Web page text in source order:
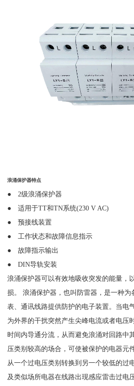
浪涌保护器特点
● 2级浪涌保护器
● 适用于TT和TN系统(230 V AC)
● 预接线装置
● 工作状态和故障信息指示
● 故障指示输出
● DIN导轨安装
浪涌保护器可以有效地吸收突发的能量，
损。
浪涌保护器，也叫防雷器，是一种为
表、通讯线路提供防护的电子装置。当电
为外界的干扰突然产生尖峰电流或者电压
时间内导通分流，从而避免浪涌对回路中
压类别较高的场合，可使被保护的电器元
从一个过电压类别转换到另一个较低的过
及类似场所电器在线路出现感应雷击过电